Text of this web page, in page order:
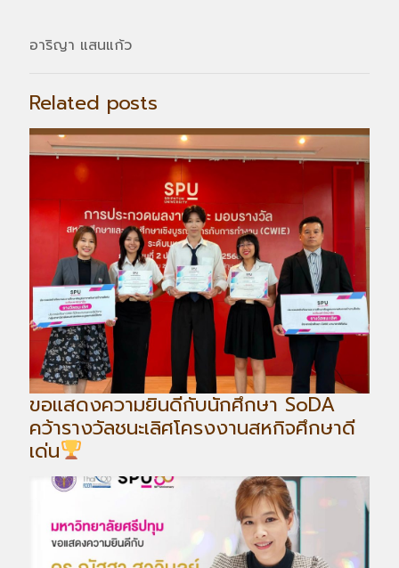
อาริญา แสนแก้ว
Related posts
ขอแสดงความยินดีกับนักศึกษา SoDA
คว้ารางวัลชนะเลิศโครงงานสหกิจศึกษาดี
เด่น